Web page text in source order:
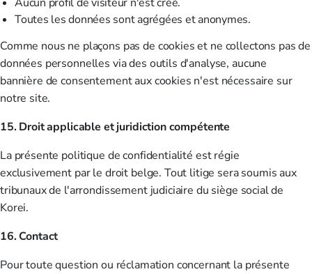
Toutes les données sont agrégées et anonymes.
Comme nous ne plaçons pas de cookies et ne collectons pas de
données personnelles via des outils d'analyse, aucune
bannière de consentement aux cookies n'est nécessaire sur
notre site.
15. Droit applicable et juridiction compétente
La présente politique de confidentialité est régie
exclusivement par le droit belge. Tout litige sera soumis aux
tribunaux de l'arrondissement judiciaire du siège social de
Korei.
16. Contact
Pour toute question ou réclamation concernant la présente